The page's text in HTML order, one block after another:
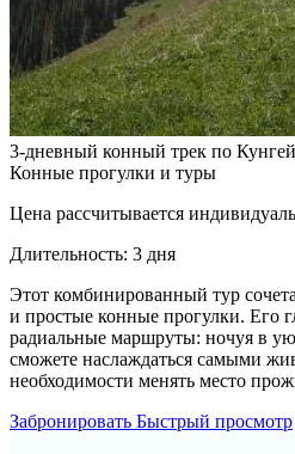
3-дневный конный трек по
Конные прогулки и туры
Цена рассчитывается
Длительность: 3 дня
Этот комбинированный тур
и простые конные прогулки. Его
радиальные маршруты: ночуя в
сможете наслаждаться самыми
необходимости менять место
Забронировать Быстрый просмотр